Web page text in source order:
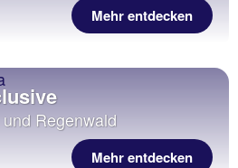
Mehr entdecken
Regenwald
Mehr entdecken